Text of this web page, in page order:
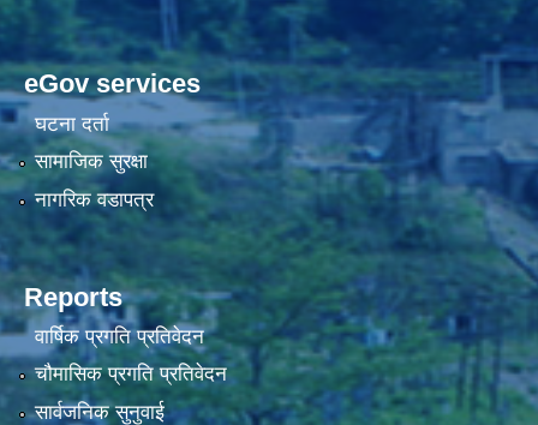
eGov services
घटना दर्ता
सामाजिक सुरक्षा
नागरिक वडापत्र
Reports
वार्षिक प्रगति प्रतिवेदन
चौमासिक प्रगति प्रतिवेदन
सार्वजनिक सुनुवाई